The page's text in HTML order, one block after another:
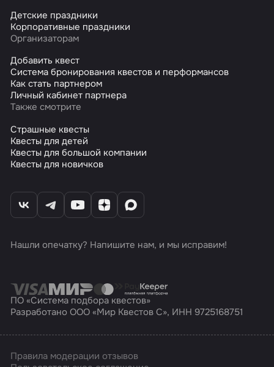
Детские праздники
Корпоративные праздники
Организаторам
Добавить квест
Система бронирования квестов и перформансов
Как стать партнером
Личный кабинет партнера
Также смотрите
Страшные квесты
Квесты для детей
Квесты для большой компании
Квесты для новичков
Нашли опечатку? Напишите нам, и мы исправим!
ПО «Система подбора квестов»
Разработано ООО «Мир Квестов С», ИНН 9725168751
Правила модерации отзывов